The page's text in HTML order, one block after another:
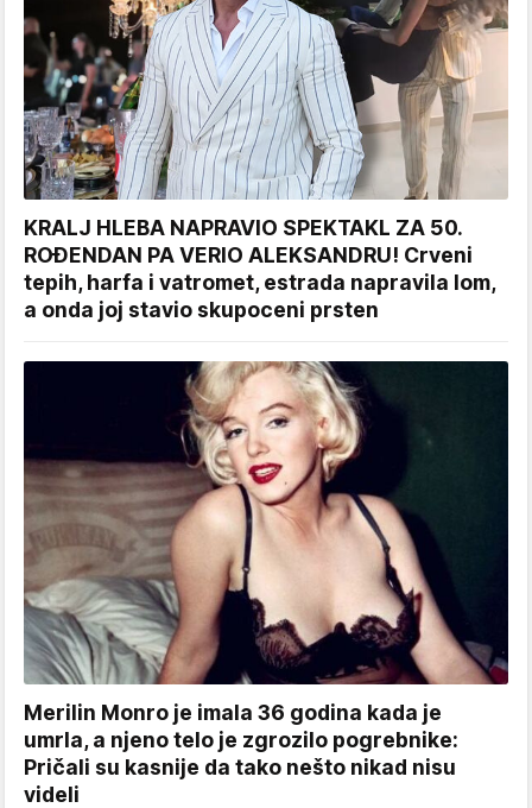
KRALJ HLEBA NAPRAVIO SPEKTAKL ZA 50.
ROĐENDAN PA VERIO ALEKSANDRU! Crveni
tepih, harfa i vatromet, estrada napravila lom,
a onda joj stavio skupoceni prsten
Merilin Monro je imala 36 godina kada je
umrla, a njeno telo je zgrozilo pogrebnike:
Pričali su kasnije da tako nešto nikad nisu
videli